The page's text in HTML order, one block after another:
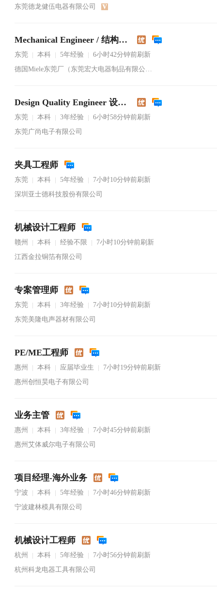
东莞德龙健伍电器有限公司
Mechanical Engineer / 结构工程师
东莞 本科 5年经验
6小时42分钟前刷新
德国Miele东莞厂（东莞宏大电器制品有限公司）
Design Quality Engineer 设计品质工程师
东莞 本科 3年经验
6小时58分钟前刷新
东莞广尚电子有限公司
夹具工程师
东莞 本科 5年经验
7小时10分钟前刷新
深圳亚士德科技股份有限公司
机械设计工程师
赣州 本科 经验不限
7小时10分钟前刷新
江西金拉铜箔有限公司
专案管理师
东莞 本科 3年经验
7小时10分钟前刷新
东莞美隆电声器材有限公司
PE/ME工程师
惠州 本科 应届毕业生
7小时19分钟前刷新
惠州创恒昊电子有限公司
业务主管
惠州 本科 3年经验
7小时45分钟前刷新
惠州艾体威尔电子有限公司
项目经理-海外业务
宁波 本科 5年经验
7小时46分钟前刷新
宁波建林模具有限公司
机械设计工程师
杭州 本科 5年经验
7小时56分钟前刷新
杭州科龙电器工具有限公司